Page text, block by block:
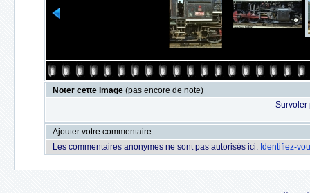
Noter cette image (pas encore de note)
Survoler
Ajouter votre commentaire
Les commentaires anonymes ne sont pas autorisés ici. Identifiez-